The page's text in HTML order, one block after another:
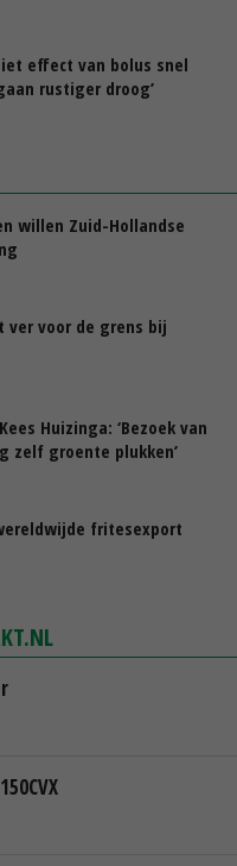
effect van bolus snel
rustiger droog’
willen Zuid-Hollandse
ver voor de grens bij
Huizinga: ‘Bezoek van
zelf groente plukken’
fritesexport